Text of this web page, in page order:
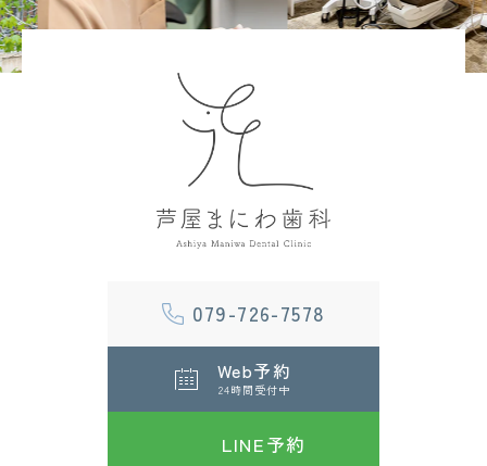
079-726-7578
Web予約
24時間受付中
LINE予約